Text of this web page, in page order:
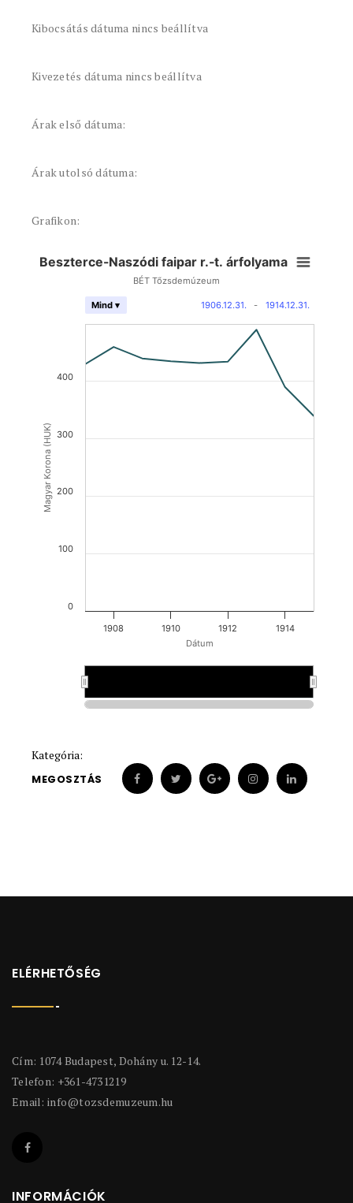
Kibocsátás dátuma nincs beállítva
Kivezetés dátuma nincs beállítva
Árak első dátuma:
Árak utolsó dátuma:
Grafikon:
Dátum
Magyar Korona (HUK)
Beszterce-Naszódi faipar r.-t. árfolyama
BÉT Tőzsdemúzeum
1906.12.31. - 1914.12.31.
Mind ▾
1908 1910 1912 1914
0
100
200
300
400
Kategória:
MEGOSZTÁS
ELÉRHETŐSÉG
Cím: 1074 Budapest, Dohány u. 12-14.
Telefon: +361-4731219
Email: info@tozsdemuzeum.hu
INFORMÁCIÓK